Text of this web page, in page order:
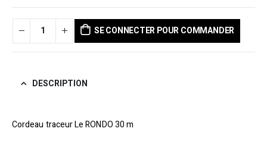
SE CONNECTER POUR COMMANDER
DESCRIPTION
Cordeau traceur Le RONDO 30 m